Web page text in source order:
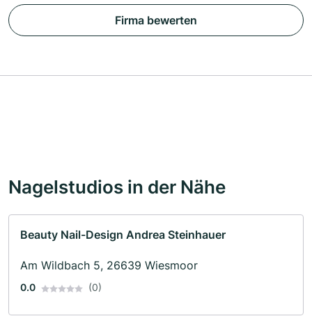
Firma bewerten
Nagelstudios in der Nähe
Beauty Nail-Design Andrea Steinhauer
Am Wildbach 5, 26639 Wiesmoor
0.0 (0)